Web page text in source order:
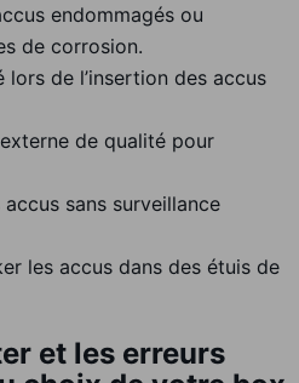
endommagés ou
de corrosion.
lors de l’insertion des accus
de qualité pour
sans surveillance
les accus dans des étuis de
et les erreurs